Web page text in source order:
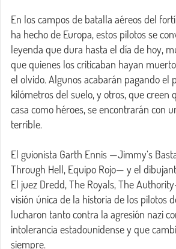
En los campos de batalla aéreos del
ha hecho de Europa, estos pilotos se
leyenda que dura hasta el día de hoy,
que quienes los criticaban hayan
el olvido. Algunos acabarán pagando el
kilómetros del suelo, y otros, que creen
casa como héroes, se encontrarán con
terrible.
El guionista Garth Ennis —Jimmy’s
Through Hell, Equipo Rojo— y el
El juez Dredd, The Royals, The
visión única de la historia de los pilotos
lucharon tanto contra la agresión nazi
intolerancia estadounidense y que
siempre.